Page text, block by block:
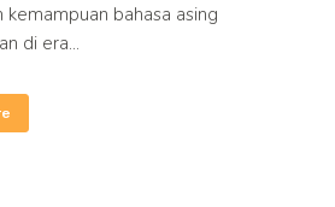
kemampuan bahasa asing
di era...